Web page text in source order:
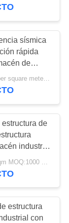
198
16
de marco
sísmica
rápida
de
acero
sus
USD40~60 per square meter MOQ:1000 metros cuadrados
de
industrial
de
estructura
con